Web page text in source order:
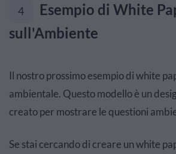
4
Esempio di White
sull'Ambiente
Il nostro prossimo esempio di white
ambientale. Questo modello è un
creato per mostrare le questioni
Se stai cercando di creare un white